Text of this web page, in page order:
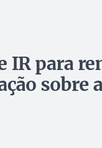
IR para
sobre